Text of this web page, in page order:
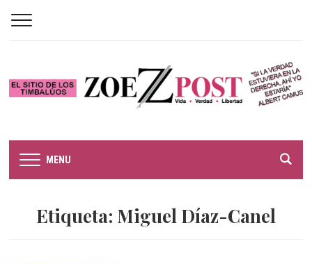
MENU
Etiqueta: Miguel Díaz-Canel